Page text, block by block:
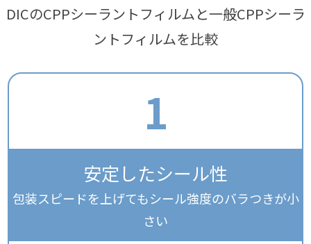
DICのCPPシーラントフィルムと一般CPPシーラ
ントフィルムを比較
1
安定したシール性
包装スピードを上げてもシール強度のバラつきが小
さい